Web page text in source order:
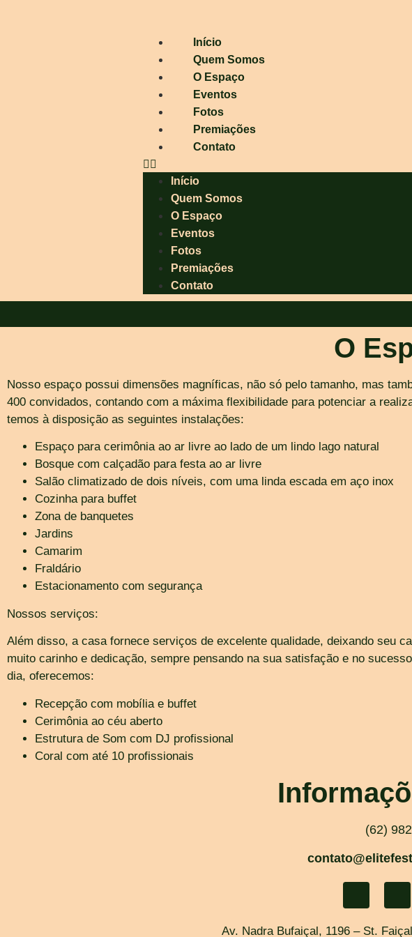
Início
Quem Somos
O Espaço
Eventos
Fotos
Premiações
Contato
Início
Quem Somos
O Espaço
Eventos
Fotos
Premiações
Contato
O
Nosso espaço possui dimensões magníficas, não só pelo tamanho, mas
400 convidados, contando com a máxima flexibilidade para potenciar a
temos à disposição as seguintes instalações:
Espaço para cerimônia ao ar livre ao lado de um lindo lago natural
Bosque com calçadão para festa ao ar livre
Salão climatizado de dois níveis, com uma linda escada em aço inox
Cozinha para buffet
Zona de banquetes
Jardins
Camarim
Fraldário
Estacionamento com segurança
Nossos serviços:
Além disso, a casa fornece serviços de excelente qualidade, deixando seu
muito carinho e dedicação, sempre pensando na sua satisfação e no
dia, oferecemos:
Recepção com mobília e buffet
Cerimônia ao céu aberto
Estrutura de Som com DJ profissional
Coral com até 10 profissionais
(62)
Av. Nadra Bufaiçal, 1196 – St.